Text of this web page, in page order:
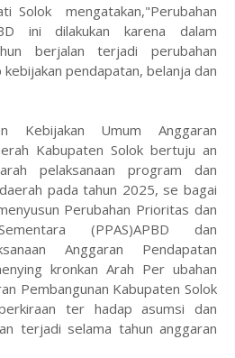
Solok mengatakan,"Perubahan
ini dilakukan karena dalam
berjalan terjadi perubahan
pendapatan, belanja dan
Kebijakan Umum Anggaran
Kabupaten Solok bertuju an
pelaksanaan program dan
pada tahun 2025, se bagai
Perubahan Prioritas dan
(PPAS)APBD dan
Anggaran Pendapatan
kronkan Arah Per ubahan
Pembangunan Kabupaten Solok
ter hadap asumsi dan
terjadi selama tahun anggaran